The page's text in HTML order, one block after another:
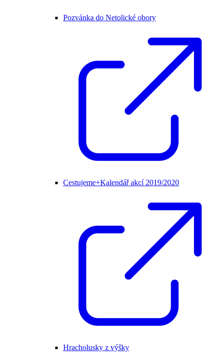
Pozvánka do Netolické obory
Cestujeme+Kalendář akcí 2019/2020
Hracholusky z výšky